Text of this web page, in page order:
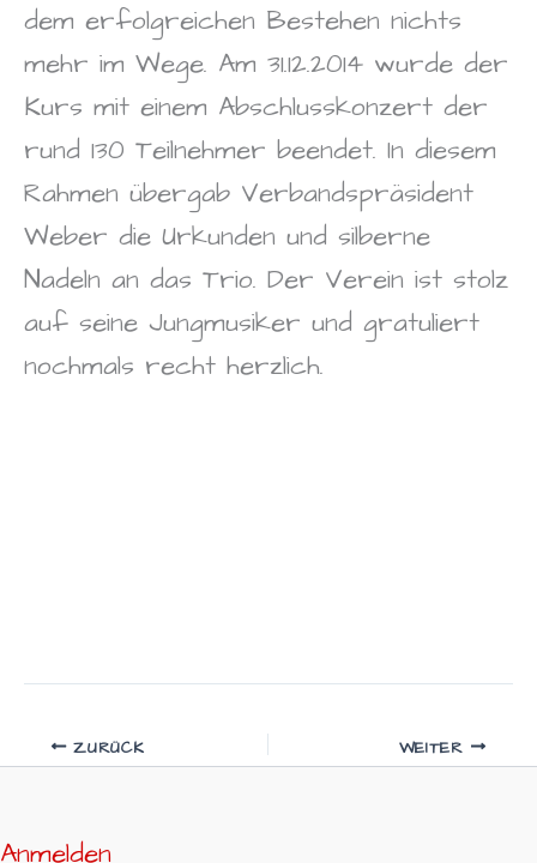
dem erfolgreichen Bestehen nichts
mehr im Wege. Am 31.12.2014 wurde der
Kurs mit einem Abschlusskonzert der
rund 130 Teilnehmer beendet. In diesem
Rahmen übergab Verbandspräsident
Weber die Urkunden und silberne
Nadeln an das Trio. Der Verein ist stolz
auf seine Jungmusiker und gratuliert
nochmals recht herzlich.
ZURÜCK WEITER
Anmelden